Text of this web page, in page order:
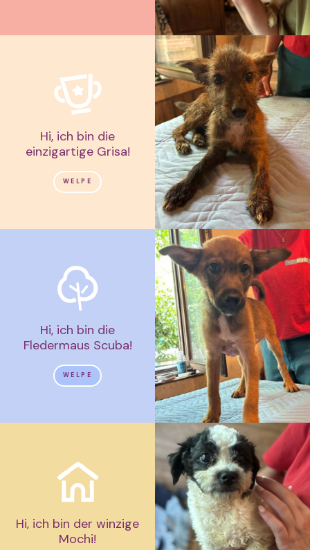
Hi, ich bin die
einzigartige Grisa!
WELPE
Hi, ich bin die
Fledermaus Scuba!
WELPE
Hi, ich bin der winzige
Mochi!